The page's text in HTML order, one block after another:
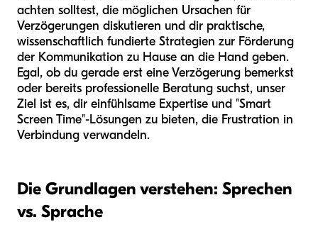
achten solltest, die möglichen Ursachen für
Verzögerungen diskutieren und dir praktische,
wissenschaftlich fundierte Strategien zur Förderung
der Kommunikation zu Hause an die Hand geben.
Egal, ob du gerade erst eine Verzögerung bemerkst
oder bereits professionelle Beratung suchst, unser
Ziel ist es, dir einfühlsame Expertise und "Smart
Screen Time"-Lösungen zu bieten, die Frustration in
Verbindung verwandeln.
Die Grundlagen verstehen: Sprechen
vs. Sprache